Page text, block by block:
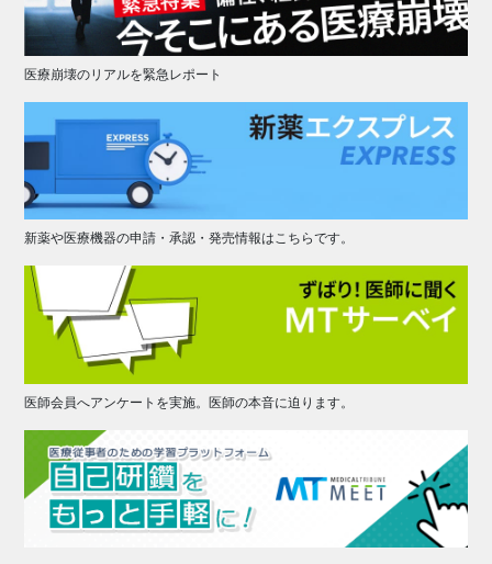
医療崩壊のリアルを緊急レポート
新薬や医療機器の申請・承認・発売情報はこちらです。
医師会員へアンケートを実施。医師の本音に迫ります。